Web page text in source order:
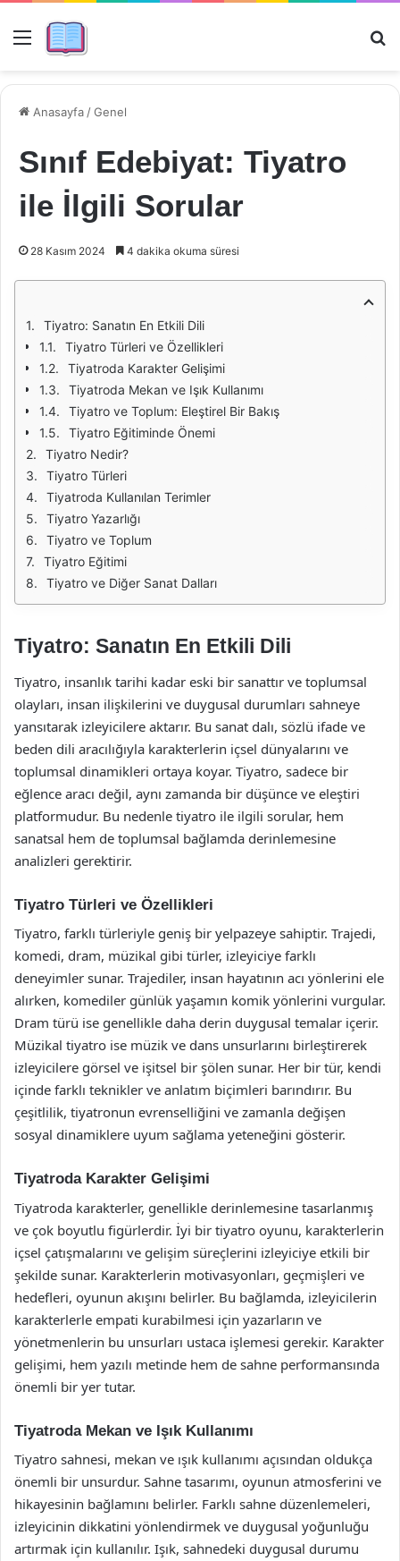
Menü
Anasayfa /Genel
Sınıf Edebiyat: Tiyatro
ile İlgili Sorular
28 Kasım 2024 4 dakika okuma süresi
Tiyatro: Sanatın En Etkili Dili
Tiyatro Türleri ve Özellikleri
Tiyatroda Karakter Gelişimi
Tiyatroda Mekan ve Işık Kullanımı
Tiyatro ve Toplum: Eleştirel Bir Bakış
Tiyatro Eğitiminde Önemi
Tiyatro Nedir?
Tiyatro Türleri
Tiyatroda Kullanılan Terimler
Tiyatro Yazarlığı
Tiyatro ve Toplum
Tiyatro Eğitimi
Tiyatro ve Diğer Sanat Dalları
Tiyatro: Sanatın En Etkili Dili
Tiyatro, insanlık tarihi kadar eski bir sanattır ve toplumsal
olayları, insan ilişkilerini ve duygusal durumları sahneye
yansıtarak izleyicilere aktarır. Bu sanat dalı, sözlü ifade ve
beden dili aracılığıyla karakterlerin içsel dünyalarını ve
toplumsal dinamikleri ortaya koyar. Tiyatro, sadece bir
eğlence aracı değil, aynı zamanda bir düşünce ve eleştiri
platformudur. Bu nedenle tiyatro ile ilgili sorular, hem
sanatsal hem de toplumsal bağlamda derinlemesine
analizleri gerektirir.
Tiyatro Türleri ve Özellikleri
Tiyatro, farklı türleriyle geniş bir yelpazeye sahiptir. Trajedi,
komedi, dram, müzikal gibi türler, izleyiciye farklı
deneyimler sunar. Trajediler, insan hayatının acı yönlerini ele
alırken, komediler günlük yaşamın komik yönlerini vurgular.
Dram türü ise genellikle daha derin duygusal temalar içerir.
Müzikal tiyatro ise müzik ve dans unsurlarını birleştirerek
izleyicilere görsel ve işitsel bir şölen sunar. Her bir tür, kendi
içinde farklı teknikler ve anlatım biçimleri barındırır. Bu
çeşitlilik, tiyatronun evrenselliğini ve zamanla değişen
sosyal dinamiklere uyum sağlama yeteneğini gösterir.
Tiyatroda Karakter Gelişimi
Tiyatroda karakterler, genellikle derinlemesine tasarlanmış
ve çok boyutlu figürlerdir. İyi bir tiyatro oyunu, karakterlerin
içsel çatışmalarını ve gelişim süreçlerini izleyiciye etkili bir
şekilde sunar. Karakterlerin motivasyonları, geçmişleri ve
hedefleri, oyunun akışını belirler. Bu bağlamda, izleyicilerin
karakterlerle empati kurabilmesi için yazarların ve
yönetmenlerin bu unsurları ustaca işlemesi gerekir. Karakter
gelişimi, hem yazılı metinde hem de sahne performansında
önemli bir yer tutar.
Tiyatroda Mekan ve Işık Kullanımı
Tiyatro sahnesi, mekan ve ışık kullanımı açısından oldukça
önemli bir unsurdur. Sahne tasarımı, oyunun atmosferini ve
hikayesinin bağlamını belirler. Farklı sahne düzenlemeleri,
izleyicinin dikkatini yönlendirmek ve duygusal yoğunluğu
artırmak için kullanılır. Işık, sahnedeki duygusal durumu